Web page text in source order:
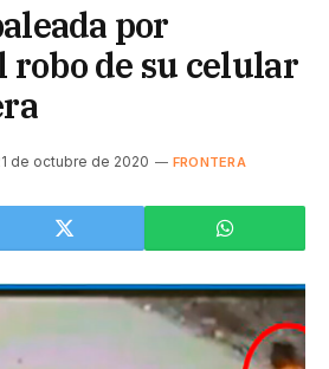
por
robo de su celular
de octubre de 2020 FRONTERA